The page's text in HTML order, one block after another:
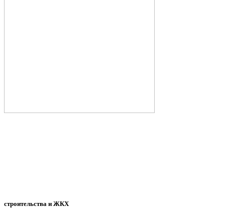
строительства и ЖКХ